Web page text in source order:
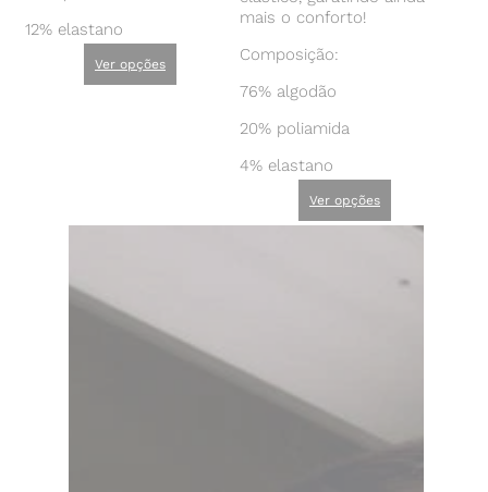
12% elastano
Ver opções
mais o conforto!
Composição:
76% algodão
20% poliamida
4% elastano
Ver opções